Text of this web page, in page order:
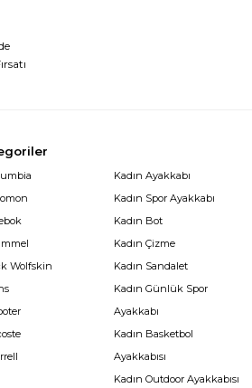
Wolfskin
Kadın Ayakkabı
Kadın Spor Ayakkabı
Kadın Bot
Kadın Çizme
Kadın Sandalet
Kadın Günlük Spor
Ayakkabı
Kadın Basketbol
Ayakkabısı
Kadın Outdoor Ayakkabısı